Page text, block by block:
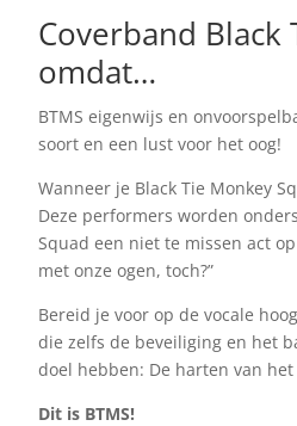
Coverband Black
omdat…
BTMS eigenwijs en
soort en een lust voor het oog!
Wanneer je Black Tie Monkey
Deze performers worden
Squad een niet te missen act
met onze ogen, toch?”
Bereid je voor op de vocale
die zelfs de beveiliging en het
doel hebben: De harten van
Dit is BTMS!